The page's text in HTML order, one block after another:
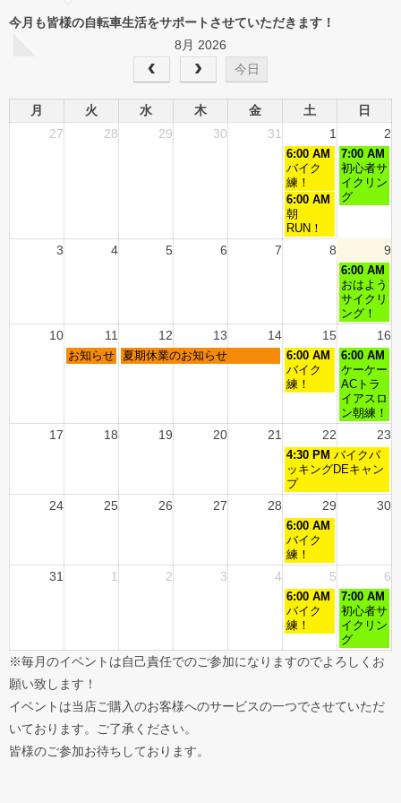
今月も皆様の自転車生活をサポートさせていただきます！
8月 2026
今日
月 火 水 木 金 土
日
27
28 29 30 31 1 2
6:00 AM
バイク
練！
7:00 AM
初心者サ
イクリン
グ
6:00 AM
朝
RUN！
3 4 5 6 7 8 9
6:00 AM
おはよう
サイクリ
ング！
10 11 12 13 14 15 16
お知らせ 夏期休業のお知らせ
6:00 AM
バイク
練！
6:00 AM
ケーケー
ACトラ
イアスロ
ン朝練！
17 18 19 20 21 22 23
4:30 PM バイクパ
ッキングDEキャン
プ
24 25 26 27 28 29 30
6:00 AM
バイク
練！
31 1 2 3 4 5 6
6:00 AM
バイク
練！
7:00 AM
初心者サ
イクリン
グ
※毎月のイベントは自己責任でのご参加になりますのでよろしくお
願い致します！
イベントは当店ご購入のお客様へのサービスの一つでさせていただ
いております。ご了承ください。
皆様のご参加お待ちしております。